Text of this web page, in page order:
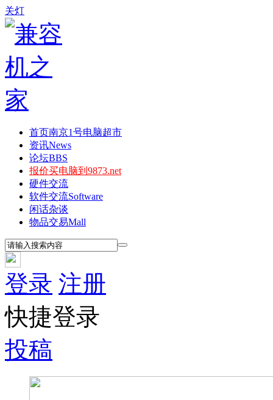
关灯
首页南京1号电脑超市
资讯News
论坛BBS
报价买电脑到9873.net
硬件交流
软件交流Software
闲话杂谈
物品交易Mall
登录 注册
快捷登录
投稿